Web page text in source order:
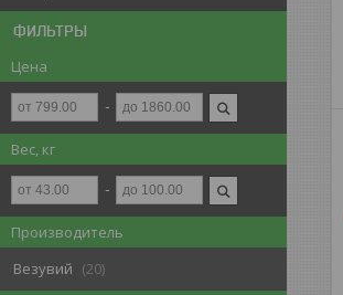
ФИЛЬТРЫ
Цена
Вес, кг
Производитель
Везувий
20